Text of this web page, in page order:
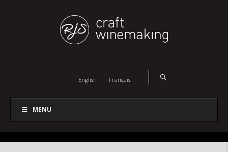
English Français
MENU